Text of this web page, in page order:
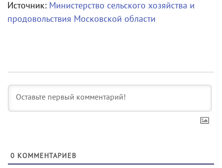
Источник: Министерство сельского хозяйства и
продовольствия Московской области
0 КОММЕНТАРИЕВ